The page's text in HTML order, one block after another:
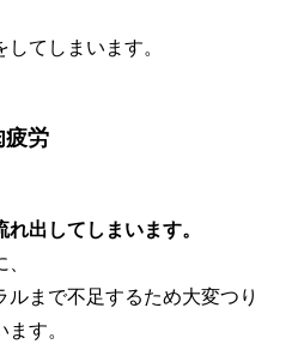
てしまいます。
疲労
出してしまいます。
まで不足するため大変つり
す。